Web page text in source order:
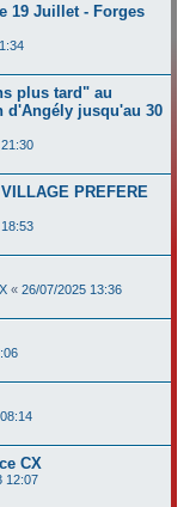
19 Juillet - Forges
plus tard" au
d'Angély jusqu'au 30
PREFERE
«26/07/2025 13:36
CX
12:07